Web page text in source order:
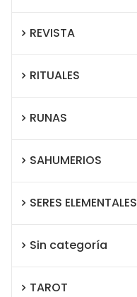
REVISTA
RITUALES
RUNAS
SAHUMERIOS
SERES ELEMENTALES
Sin categoría
TAROT